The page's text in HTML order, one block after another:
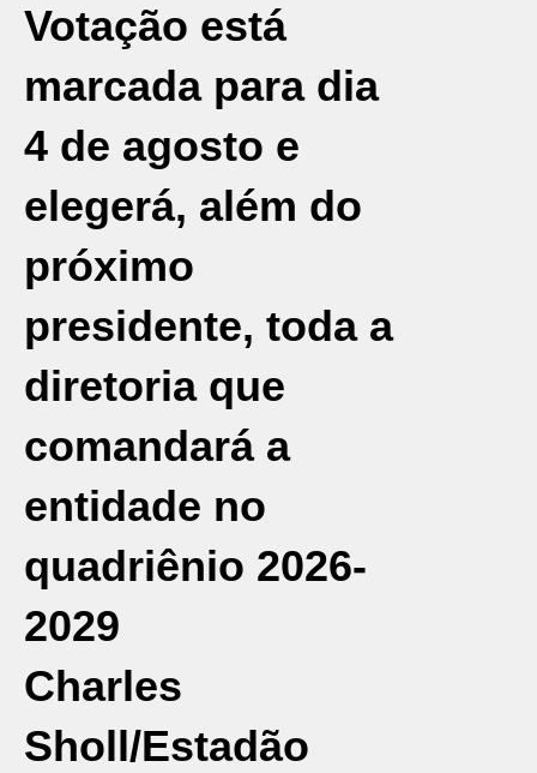
Votação está
marcada para dia
4 de agosto e
elegerá, além do
próximo
presidente, toda a
diretoria que
comandará a
entidade no
quadriênio 2026-
2029
Charles
Sholl/Estadão